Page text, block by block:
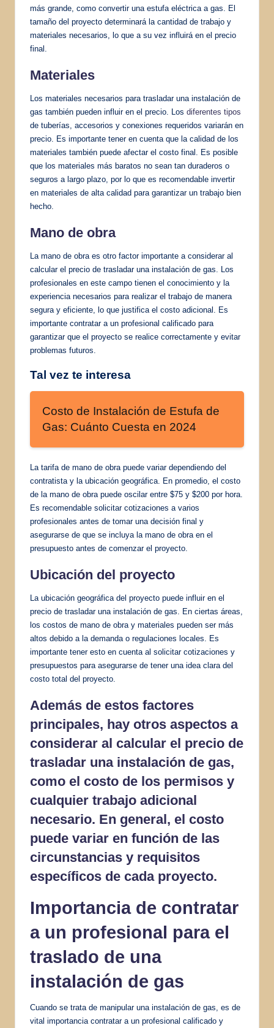
más grande, como convertir una estufa eléctrica a gas. El
tamaño del proyecto determinará la cantidad de trabajo y
materiales necesarios, lo que a su vez influirá en el precio
final.
Materiales
Los materiales necesarios para trasladar una instalación de
gas también pueden influir en el precio. Los diferentes tipos
de tuberías, accesorios y conexiones requeridos variarán en
precio. Es importante tener en cuenta que la calidad de los
materiales también puede afectar el costo final. Es posible
que los materiales más baratos no sean tan duraderos o
seguros a largo plazo, por lo que es recomendable invertir
en materiales de alta calidad para garantizar un trabajo bien
hecho.
Mano de obra
La mano de obra es otro factor importante a considerar al
calcular el precio de trasladar una instalación de gas. Los
profesionales en este campo tienen el conocimiento y la
experiencia necesarios para realizar el trabajo de manera
segura y eficiente, lo que justifica el costo adicional. Es
importante contratar a un profesional calificado para
garantizar que el proyecto se realice correctamente y evitar
problemas futuros.
Tal vez te interesa
Costo de Instalación de Estufa de
Gas: Cuánto Cuesta en 2024
La tarifa de mano de obra puede variar dependiendo del
contratista y la ubicación geográfica. En promedio, el costo
de la mano de obra puede oscilar entre $75 y $200 por hora.
Es recomendable solicitar cotizaciones a varios
profesionales antes de tomar una decisión final y
asegurarse de que se incluya la mano de obra en el
presupuesto antes de comenzar el proyecto.
Ubicación del proyecto
La ubicación geográfica del proyecto puede influir en el
precio de trasladar una instalación de gas. En ciertas áreas,
los costos de mano de obra y materiales pueden ser más
altos debido a la demanda o regulaciones locales. Es
importante tener esto en cuenta al solicitar cotizaciones y
presupuestos para asegurarse de tener una idea clara del
costo total del proyecto.
Además de estos factores
principales, hay otros aspectos a
considerar al calcular el precio de
trasladar una instalación de gas,
como el costo de los permisos y
cualquier trabajo adicional
necesario. En general, el costo
puede variar en función de las
circunstancias y requisitos
específicos de cada proyecto.
Importancia de contratar
a un profesional para el
traslado de una
instalación de gas
Cuando se trata de manipular una instalación de gas, es de
vital importancia contratar a un profesional calificado y